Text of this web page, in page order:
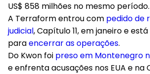
US$ 858 milhões no mesmo período.
A Terraform entrou com pedido de
judicial, Capítulo 11, em janeiro e
paraencerrar as operações.
Do Kwon foi preso em Montenegro
e enfrenta acusações nos EUA e na